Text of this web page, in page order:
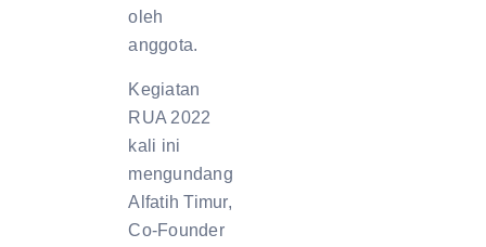
oleh
anggota.
Kegiatan
RUA 2022
kali ini
mengundang
Alfatih Timur,
Co-Founder